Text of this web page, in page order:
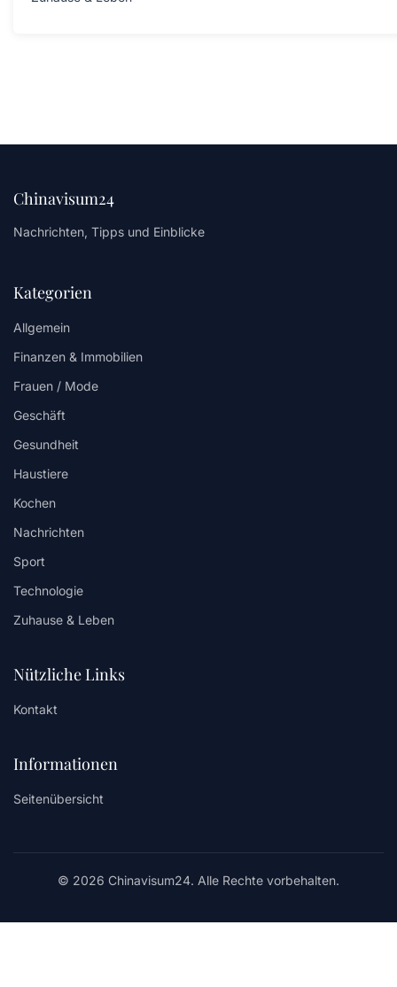
Chinavisum24
Nachrichten, Tipps und Einblicke
Kategorien
Allgemein
Finanzen & Immobilien
Frauen / Mode
Geschäft
Gesundheit
Haustiere
Kochen
Nachrichten
Sport
Technologie
Zuhause & Leben
Nützliche Links
Kontakt
Informationen
Seitenübersicht
© 2026 Chinavisum24. Alle Rechte vorbehalten.